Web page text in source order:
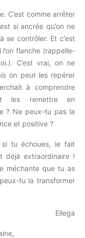
C’est comme arrêter
si ancrée qu’on ne
se contrôler. Et c’est
flanche (rappelle-
. C’est vrai, on ne
on peut les repérer
à comprendre
les remettre en
? Ne peux-tu pas la
et positive ?
si tu échoues, le fait
déjà extraordinaire !
méchante que tu as
tu la transformer
Ellega